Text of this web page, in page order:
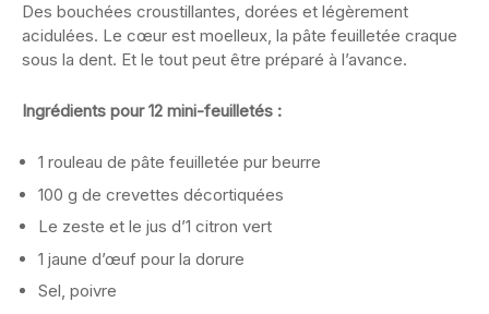
Des bouchées croustillantes, dorées et légèrement
acidulées. Le cœur est moelleux, la pâte feuilletée craque
sous la dent. Et le tout peut être préparé à l’avance.
Ingrédients pour 12 mini-feuilletés :
1 rouleau de pâte feuilletée pur beurre
100 g de crevettes décortiquées
Le zeste et le jus d’1 citron vert
1 jaune d’œuf pour la dorure
Sel, poivre